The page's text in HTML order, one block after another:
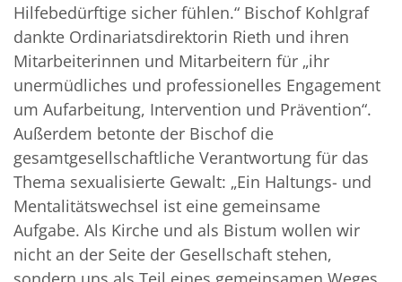
Hilfebedürftige sicher fühlen.“ Bischof Kohlgraf
dankte Ordinariatsdirektorin Rieth und ihren
Mitarbeiterinnen und Mitarbeitern für „ihr
unermüdliches und professionelles Engagement
um Aufarbeitung, Intervention und Prävention“.
Außerdem betonte der Bischof die
gesamtgesellschaftliche Verantwortung für das
Thema sexualisierte Gewalt: „Ein Haltungs- und
Mentalitätswechsel ist eine gemeinsame
Aufgabe. Als Kirche und als Bistum wollen wir
nicht an der Seite der Gesellschaft stehen,